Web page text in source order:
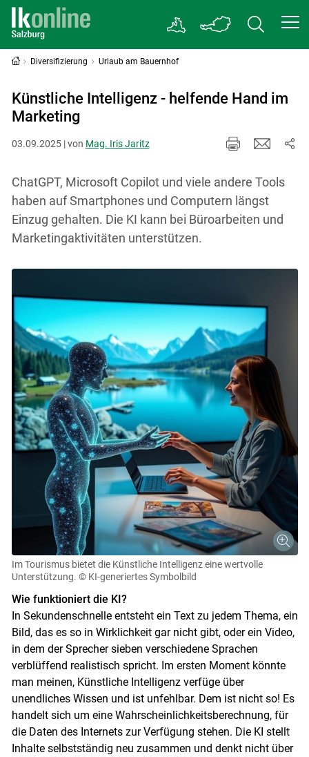
Diversifizierung Urlaub am Bauernhof
Künstliche Intelligenz - helfende Hand im
Marketing
03.09.2025 | von Mag. Iris Jaritz
ChatGPT, Microsoft Copilot und viele andere Tools
haben auf Smartphones und Computern längst
Einzug gehalten. Die KI kann bei Büroarbeiten und
Marketingaktivitäten unterstützen.
Im Tourismus bietet die Künstliche Intelligenz eine wertvolle
Unterstützung. © KI-generiertes Symbolbild
Wie funktioniert die KI?
In Sekundenschnelle entsteht ein Text zu jedem Thema, ein
Bild, das es so in Wirklichkeit gar nicht gibt, oder ein Video,
in dem der Sprecher sieben verschiedene Sprachen
verblüffend realistisch spricht. Im ersten Moment könnte
man meinen, Künstliche Intelligenz verfüge über
unendliches Wissen und ist unfehlbar. Dem ist nicht so! Es
handelt sich um eine Wahrscheinlichkeitsberechnung, für
die Daten des Internets zur Verfügung stehen. Die KI stellt
Inhalte selbstständig neu zusammen und denkt nicht über